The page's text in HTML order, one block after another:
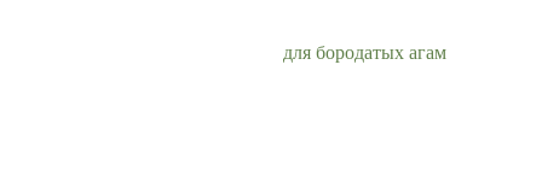
для бородатых агам